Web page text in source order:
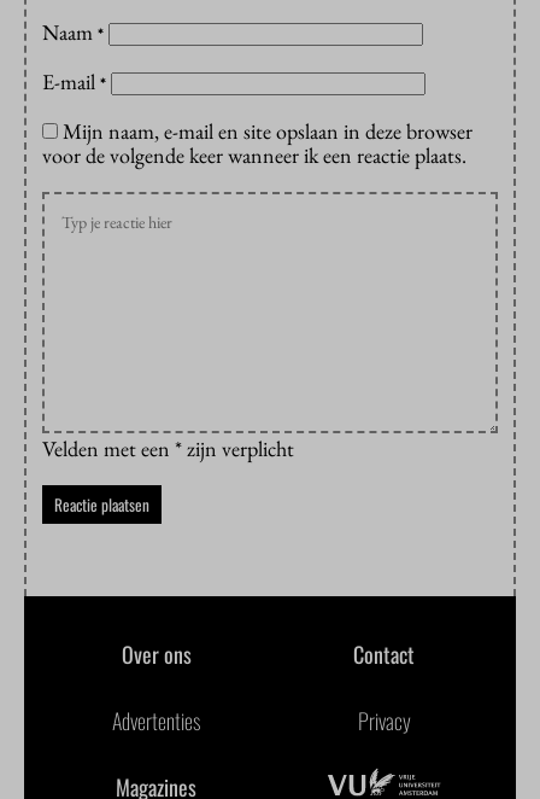
Naam *
E-mail *
Mijn naam, e-mail en site opslaan in deze browser
voor de volgende keer wanneer ik een reactie plaats.
Velden met een * zijn verplicht
Over ons Contact
Advertenties Privacy
Magazines